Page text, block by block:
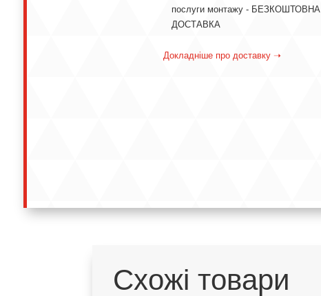
послуги монтажу - БЕЗКОШТОВНА
ДОСТАВКА
Докладніше про доставку ➝
Схожі товари